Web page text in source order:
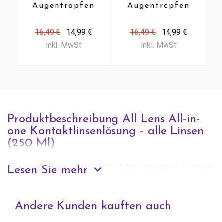
Produktbeschreibung All Lens All-in-
one Kontaktlinsenlösung - alle Linsen
(250 Ml)
All Lins All-in-One-Flüssigkeit ist die Lösung zum Reinigen,
Spülen, Desinfizieren, Lagern und Einsetzen aller
Anwendung
Lesen Sie mehr
Augentropfen
16,49 €
14,99 €
inkl. MwSt
Augentropfen
16,49 €
14,99 €
inkl. MwSt
Andere Kunden kauften auch